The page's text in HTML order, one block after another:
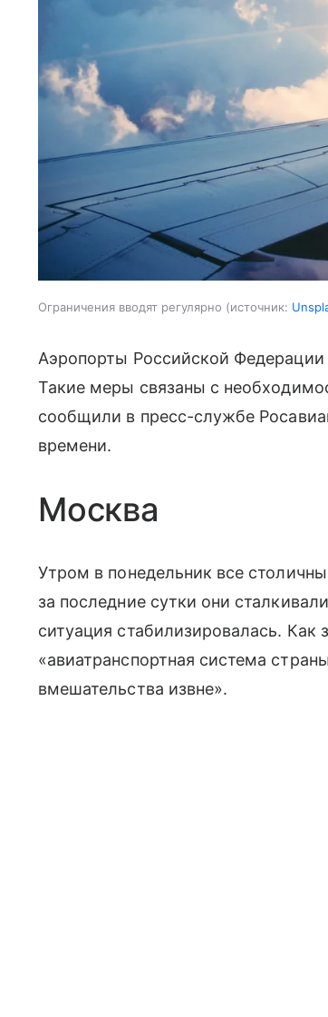
Ограничения вводят регулярно источник:
Аэропорты Российской
Такие меры связаны с
сообщили в пресс-службе
времени.
Москва
Утром в понедельник все
за последние сутки они
ситуация стабилизировалась.
«авиатранспортная система
вмешательства извне».